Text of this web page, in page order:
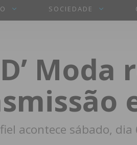
SOCIEDADE
Moda
acontece sábado,